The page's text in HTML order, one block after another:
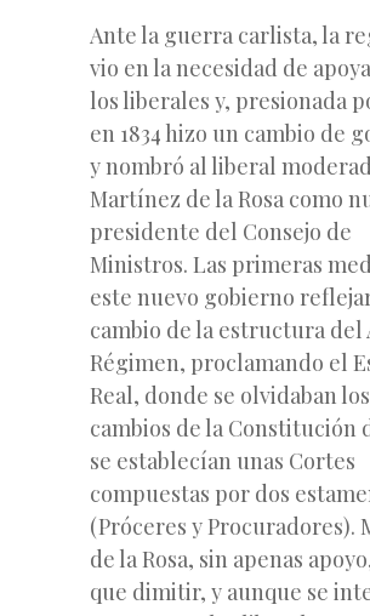
Ante la guerra carlista, la
vio en la necesidad de
los liberales y, presionada
en 1834 hizo un cambio de
y nombró al liberal
Martínez de la Rosa como
presidente del Consejo de
Ministros. Las primeras
este nuevo gobierno
cambio de la estructura del
Régimen, proclamando el
Real, donde se olvidaban los
cambios de la Constitución
se establecían unas Cortes
compuestas por dos
(Próceres y Procuradores).
de la Rosa, sin apenas
que dimitir, y aunque se